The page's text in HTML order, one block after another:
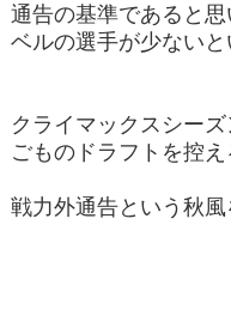
通告の基準であると
ベルの選手が少ないと
クライマックスシー
ごものドラフトを控
戦力外通告という秋風